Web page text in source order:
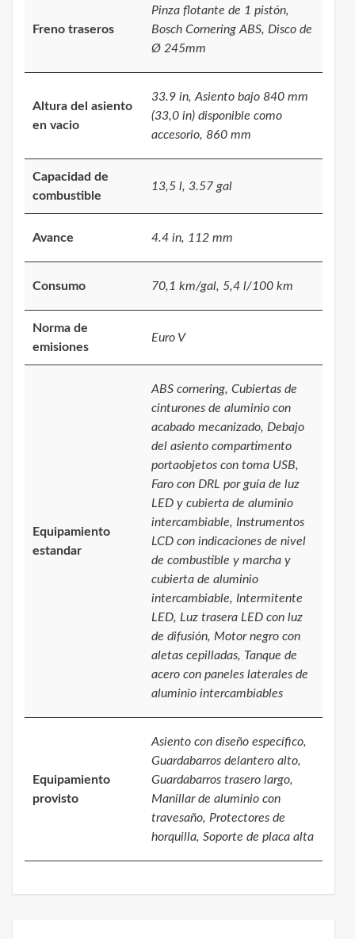
Freno traseros
Pinza flotante de 1 pistón,
Bosch Cornering ABS, Disco de
Ø 245mm
Altura del asiento
en vacio
33.9 in, Asiento bajo 840 mm
(33,0 in) disponible como
accesorio, 860 mm
Capacidad de
combustible
13,5 l, 3.57 gal
Avance 4.4 in, 112 mm
Consumo 70,1 km/gal, 5,4 l/100 km
Norma de
emisiones
Euro V
Equipamiento
estandar
ABS cornering, Cubiertas de
cinturones de aluminio con
acabado mecanizado, Debajo
del asiento compartimento
portaobjetos con toma USB,
Faro con DRL por guía de luz
LED y cubierta de aluminio
intercambiable, Instrumentos
LCD con indicaciones de nivel
de combustible y marcha y
cubierta de aluminio
intercambiable, Intermitente
LED, Luz trasera LED con luz
de difusión, Motor negro con
aletas cepilladas, Tanque de
acero con paneles laterales de
aluminio intercambiables
Equipamiento
provisto
Asiento con diseño específico,
Guardabarros delantero alto,
Guardabarros trasero largo,
Manillar de aluminio con
travesaño, Protectores de
horquilla, Soporte de placa alta